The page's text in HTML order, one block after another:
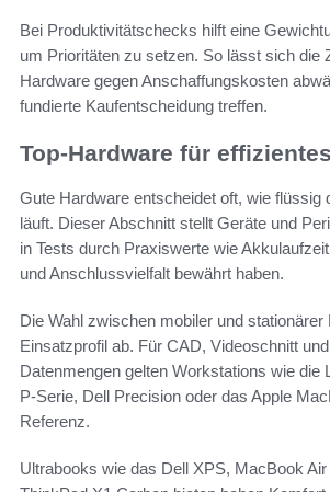
Bei Produktivitätschecks hilft eine
um Prioritäten zu setzen. So lässt sich die
Hardware gegen Anschaffungskosten
fundierte Kaufentscheidung treffen.
Top-Hardware für
Gute Hardware entscheidet oft, wie flüssig
läuft. Dieser Abschnitt stellt Geräte und
in Tests durch Praxiswerte wie
und Anschlussvielfalt bewährt haben.
Die Wahl zwischen mobiler und stationärer
Einsatzprofil ab. Für CAD, Videoschnitt
Datenmengen gelten Workstations wie die
P‑Serie, Dell Precision oder das Apple
Referenz.
Ultrabooks wie das Dell XPS, MacBook